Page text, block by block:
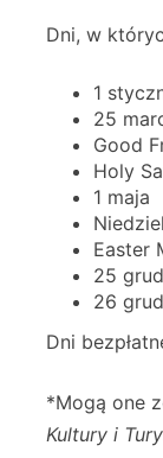
Dni, w
1
25
Good
Holy
1 maja
Easter
25
26
Dni
*Mogą one
Kultury i